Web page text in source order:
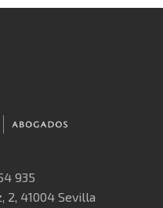
935
2, 41004 Sevilla